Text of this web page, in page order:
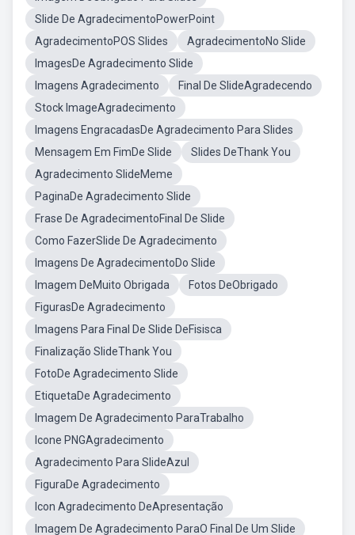
Slide De AgradecimentoPowerPoint
AgradecimentoPOS Slides
AgradecimentoNo Slide
ImagesDe Agradecimento Slide
Imagens Agradecimento
Final De SlideAgradecendo
Stock ImageAgradecimento
Imagens EngracadasDe Agradecimento Para Slides
Mensagem Em FimDe Slide
Slides DeThank You
Agradecimento SlideMeme
PaginaDe Agradecimento Slide
Frase De AgradecimentoFinal De Slide
Como FazerSlide De Agradecimento
Imagens De AgradecimentoDo Slide
Imagem DeMuito Obrigada
Fotos DeObrigado
FigurasDe Agradecimento
Imagens Para Final De Slide DeFisisca
Finalização SlideThank You
FotoDe Agradecimento Slide
EtiquetaDe Agradecimento
Imagem De Agradecimento ParaTrabalho
Icone PNGAgradecimento
Agradecimento Para SlideAzul
FiguraDe Agradecimento
Icon Agradecimento DeApresentação
Imagem De Agradecimento ParaO Final De Um Slide